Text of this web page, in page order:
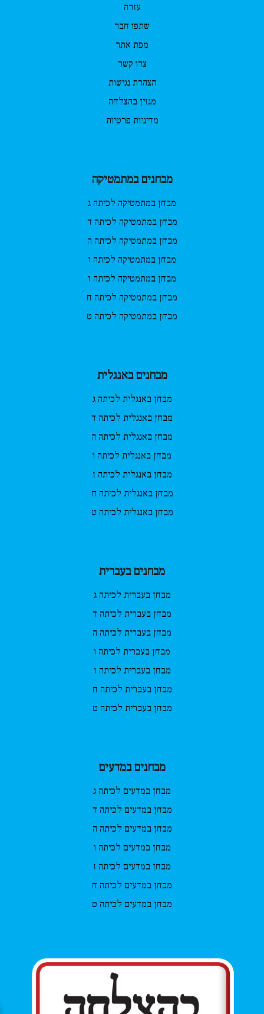
עזרה
שתפו חבר
מפת אתר
צרו קשר
הצהרת נגישות
מגזין בהצלחה
מדיניות פרטיות
מבחנים במתמטיקה
מבחן במתמטיקה לכיתה ג
מבחן במתמטיקה לכיתה ד
מבחן במתמטיקה לכיתה ה
מבחן במתמטיקה לכיתה ו
מבחן במתמטיקה לכיתה ז
מבחן במתמטיקה לכיתה ח
מבחן במתמטיקה לכיתה ט
מבחנים באנגלית
מבחן באנגלית לכיתה ג
מבחן באנגלית לכיתה ד
מבחן באנגלית לכיתה ה
מבחן באנגלית לכיתה ו
מבחן באנגלית לכיתה ז
מבחן באנגלית לכיתה ח
מבחן באנגלית לכיתה ט
מבחנים בעברית
מבחן בעברית לכיתה ג
מבחן בעברית לכיתה ד
מבחן בעברית לכיתה ה
מבחן בעברית לכיתה ו
מבחן בעברית לכיתה ז
מבחן בעברית לכיתה ח
מבחן בעברית לכיתה ט
מבחנים במדעים
מבחן במדעים לכיתה ג
מבחן במדעים לכיתה ד
מבחן במדעים לכיתה ה
מבחן במדעים לכיתה ו
מבחן במדעים לכיתה ז
מבחן במדעים לכיתה ח
מבחן במדעים לכיתה ט